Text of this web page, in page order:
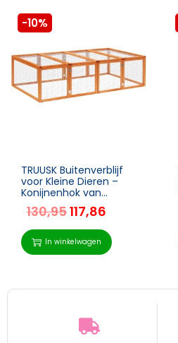
-10%
TRUUSK Buitenverblijf
voor Kleine Dieren –
Konijnenhok van
Dennenhout –
Natuurlijke uitstraling –
Afmetingen
181x100x48cm
130,95117,86
In winkelwagen